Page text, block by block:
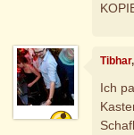
Tibhar
Ich